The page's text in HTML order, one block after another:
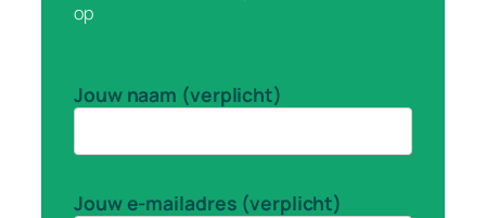
op
Jouw naam (verplicht)
Jouw e-mailadres (verplicht)